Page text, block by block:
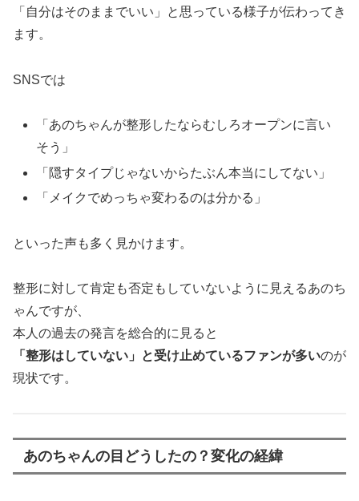
「自分はそのままでいい」と思っている様子が伝わってき
ます。
SNSでは
「あのちゃんが整形したならむしろオープンに言い
そう」
「隠すタイプじゃないからたぶん本当にしてない」
「メイクでめっちゃ変わるのは分かる」
といった声も多く見かけます。
整形に対して肯定も否定もしていないように見えるあのち
ゃんですが、
本人の過去の発言を総合的に見ると
「整形はしていない」と受け止めているファンが多いのが
現状です。
あのちゃんの目どうしたの？変化の経緯